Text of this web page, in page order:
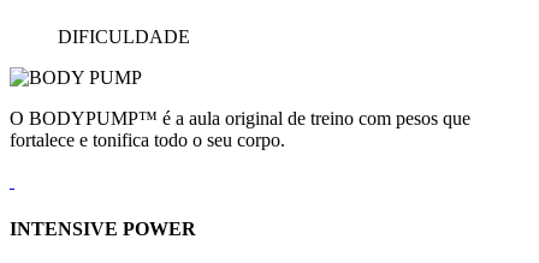
DIFICULDADE
O BODYPUMP™ é a aula original de treino com pesos que
fortalece e tonifica todo o seu corpo.
INTENSIVE POWER